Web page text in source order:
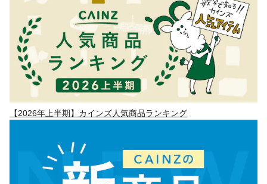
【2026年上半期】カインズ人気商品ランキング